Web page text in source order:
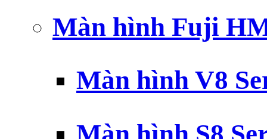
Màn hình Fuji
Màn hình V8